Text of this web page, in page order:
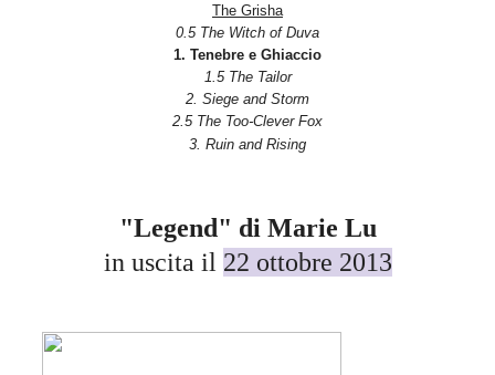
The Grisha
0.5 The Witch of Duva
1. Tenebre e Ghiaccio
1.5 The Tailor
2. Siege and Storm
2.5 The Too-Clever Fox
3. Ruin and Rising
"Legend" di Marie Lu
in uscita il 22 ottobre 2013